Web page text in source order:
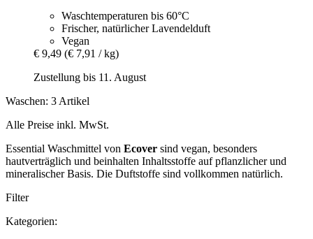
Waschtemperaturen bis 60°C
Frischer, natürlicher Lavendelduft
Vegan
€ 9,49 (€ 7,91 / kg)
Zustellung bis 11. August
Waschen: 3 Artikel
Alle Preise inkl. MwSt.
Essential Waschmittel von Ecover sind vegan, besonders
hautverträglich und beinhalten Inhaltsstoffe auf pflanzlicher und
mineralischer Basis. Die Duftstoffe sind vollkommen natürlich.
Filter
Kategorien: